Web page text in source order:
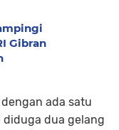
Gibran
ada satu
diduga dua gelang